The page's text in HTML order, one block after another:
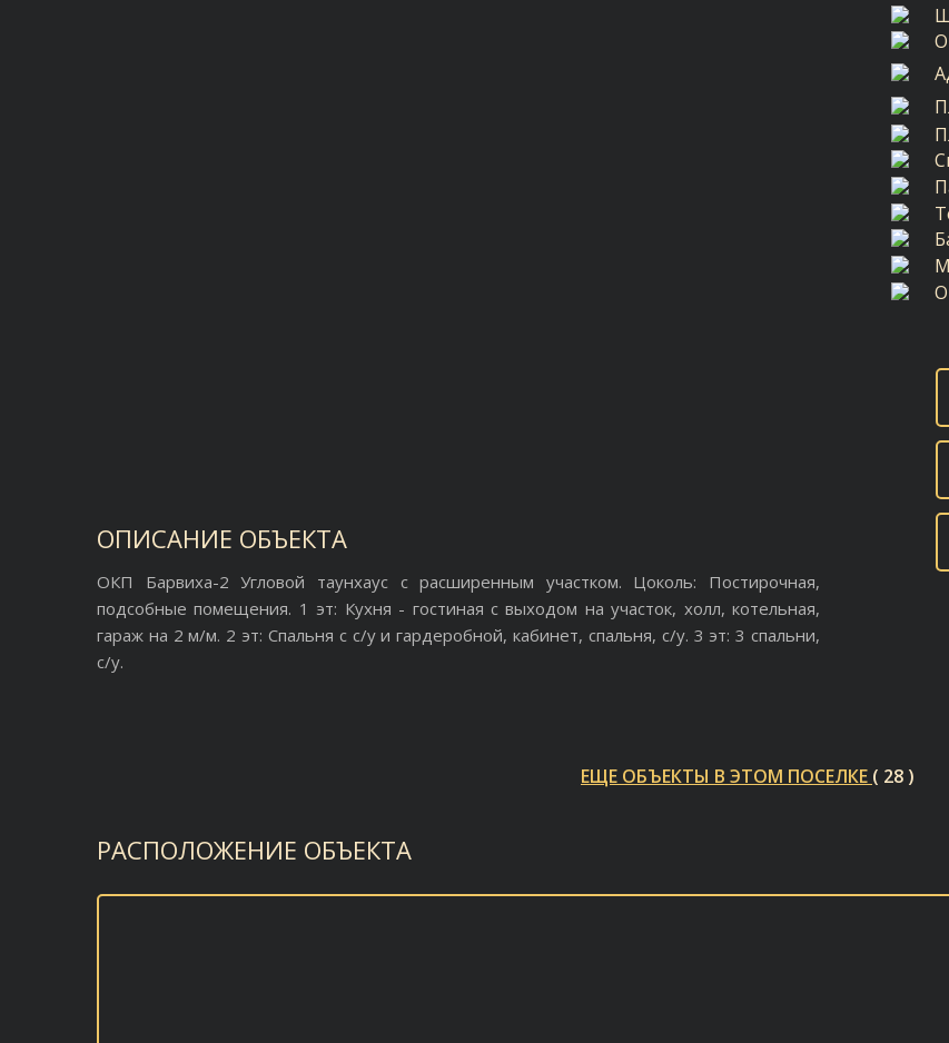
ОПИСАНИЕ ОБЪЕКТА
ОКП Барвиха-2 Угловой таунхаус с расширенным участком. Цоколь: Постирочная,
подсобные помещения. 1 эт: Кухня - гостиная с выходом на участок, холл, котельная,
гараж на 2 м/м. 2 эт: Спальня с с/у и гардеробной, кабинет, спальня, с/у. 3 эт: 3 спальни,
с/у.
ЕЩЕ ОБЪЕКТЫ В ЭТОМ ПОСЕЛКЕ ( 28 )
РАСПОЛОЖЕНИЕ ОБЪЕКТА